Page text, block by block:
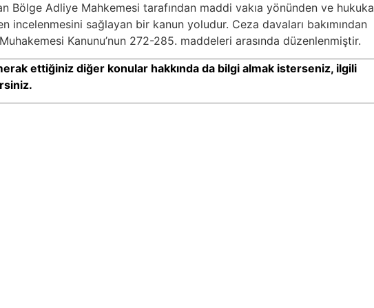
Bölge Adliye Mahkemesi tarafından maddi vakıa yönünden ve hukuka
incelenmesini sağlayan bir kanun yoludur. Ceza davaları bakımından
Kanunu’nun 272-285. maddeleri arasında düzenlenmiştir.
ettiğiniz diğer konular hakkında da bilgi almak isterseniz, ilgili